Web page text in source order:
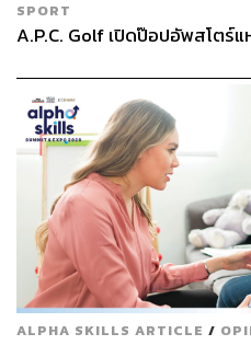
SPORT
A.P.C. Golf เปิดป๊อปอัพสโตร์แ
ALPHA SKILLS ARTICLE /